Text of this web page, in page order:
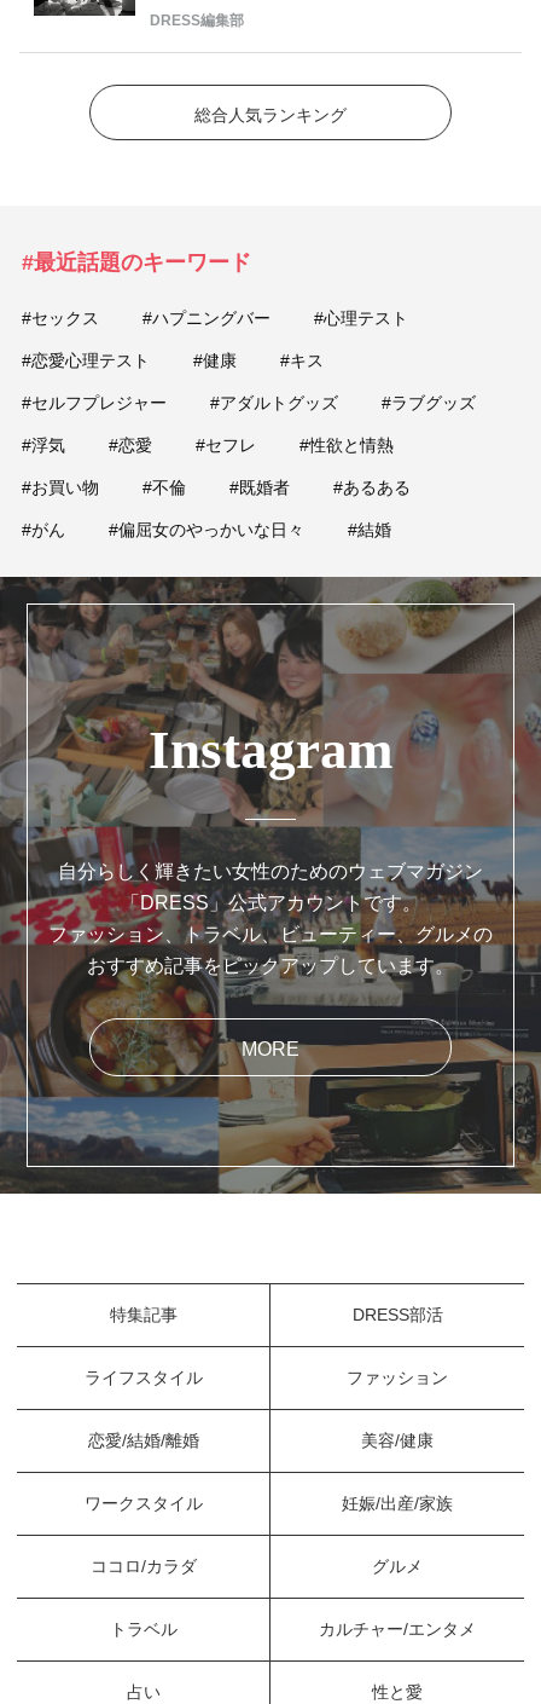
DRESS編集部
総合人気ランキング
#最近話題のキーワード
#セックス #ハプニングバー #心理テスト
#恋愛心理テスト #健康 #キス
#セルフプレジャー #アダルトグッズ #ラブグッズ
#浮気 #恋愛 #セフレ #性欲と情熱
#お買い物 #不倫 #既婚者 #あるある
#がん #偏屈女のやっかいな日々 #結婚
Instagram
自分らしく輝きたい女性のためのウェブマガジン
「DRESS」公式アカウントです。
ファッション、トラベル、ビューティー、グルメの
おすすめ記事をピックアップしています。
MORE
特集記事 DRESS部活
ライフスタイル ファッション
恋愛/結婚/離婚 美容/健康
ワークスタイル 妊娠/出産/家族
ココロ/カラダ グルメ
トラベル カルチャー/エンタメ
占い 性と愛